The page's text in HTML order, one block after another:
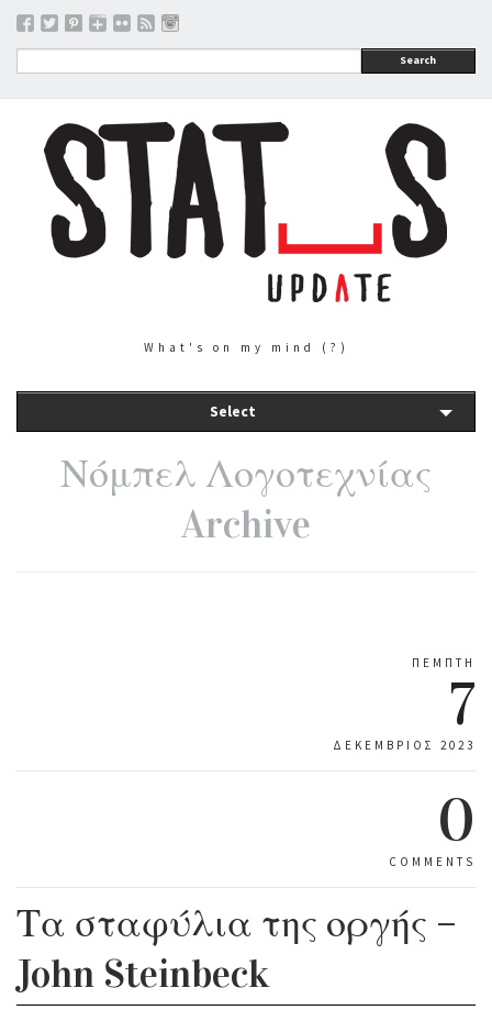
Search
What's on my mind (?)
Select
Νόμπελ Λογοτεχνίας
Archive
ΠΈΜΠΤΗ
7
ΔΕΚΈΜΒΡΙΟΣ 2023
0
COMMENTS
Τα σταφύλια της οργής –
John Steinbeck